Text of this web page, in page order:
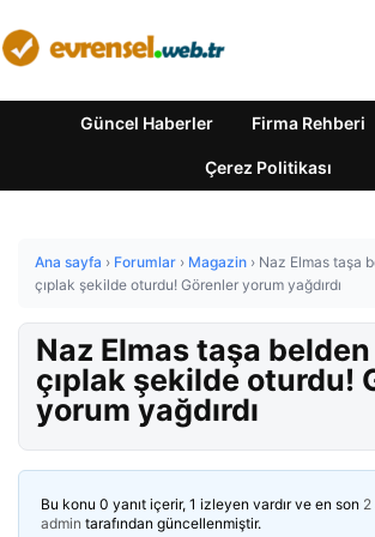
Güncel Haberler Firma Rehberi
Çerez Politikası
Ana sayfa › Forumlar › Magazin › Naz Elmas taşa
çıplak şekilde oturdu! Görenler yorum yağdırdı
Naz Elmas taşa belden
çıplak şekilde oturdu!
yorum yağdırdı
Bu konu 0 yanıt içerir, 1 izleyen vardır ve en son
admin tarafından güncellenmiştir.